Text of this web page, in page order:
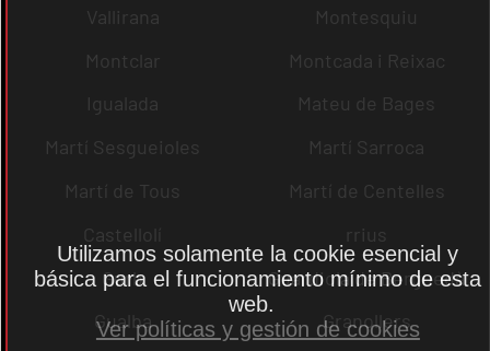
Vallirana
Montesquiu
Montclar
Montcada i Reixac
Igualada
Mateu de Bages
Martí Sesgueioles
Martí Sarroca
Martí de Tous
Martí de Centelles
Castellolí
rrius
Gurb
Guardiola de Berguedà
Gualba
Granollers
Utilizamos solamente la cookie esencial y
básica para el funcionamiento mínimo de esta
web.
Ver políticas y gestión de cookies